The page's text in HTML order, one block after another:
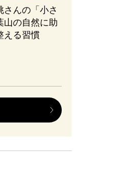
さんの「小さ
山の自然に助
える習慣